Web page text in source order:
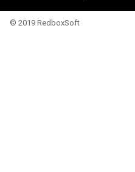
© 2019 RedboxSoft